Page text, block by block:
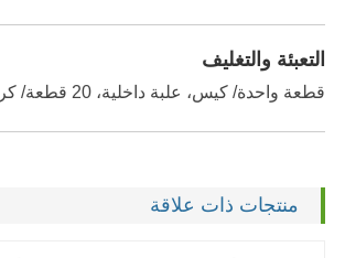
التعبئة والتغليف
قطعة واحدة/ كيس، علبة داخلية، 20 قطعة/ كرتون
منتجات ذات علاقة